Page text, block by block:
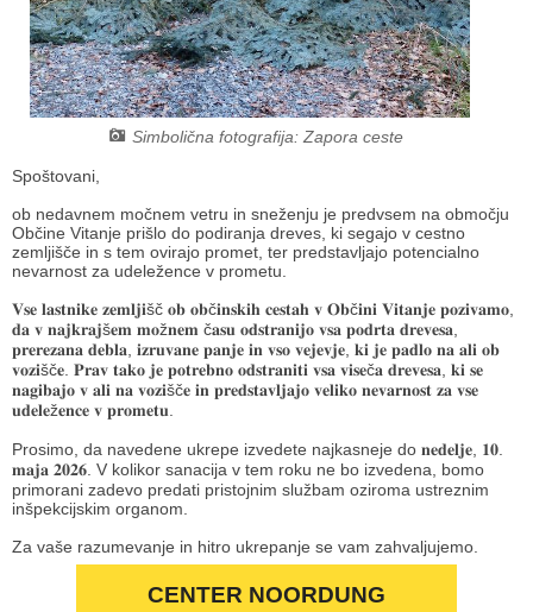
Simbolična fotografija: Zapora ceste
Spoštovani,
ob nedavnem močnem vetru in sneženju je predvsem na območju
Občine Vitanje prišlo do podiranja dreves, ki segajo v cestno
zemljišče in s tem ovirajo promet, ter predstavljajo potencialno
nevarnost za udeležence v prometu.
𝐕𝐬𝐞 𝐥𝐚𝐬𝐭𝐧𝐢𝐤𝐞 𝐳𝐞𝐦𝐥𝐣𝐢šč 𝐨𝐛 𝐨𝐛č𝐢𝐧𝐬𝐤𝐢𝐡 𝐜𝐞𝐬𝐭𝐚𝐡 𝐯 𝐎𝐛č𝐢𝐧𝐢 𝐕𝐢𝐭𝐚𝐧𝐣𝐞 𝐩𝐨𝐳𝐢𝐯𝐚𝐦𝐨,
𝐝𝐚 𝐯 𝐧𝐚𝐣𝐤𝐫𝐚𝐣š𝐞𝐦 𝐦𝐨ž𝐧𝐞𝐦 č𝐚𝐬𝐮 𝐨𝐝𝐬𝐭𝐫𝐚𝐧𝐢𝐣𝐨 𝐯𝐬𝐚 𝐩𝐨𝐝𝐫𝐭𝐚 𝐝𝐫𝐞𝐯𝐞𝐬𝐚,
𝐩𝐫𝐞𝐫𝐞𝐳𝐚𝐧𝐚 𝐝𝐞𝐛𝐥𝐚, 𝐢𝐳𝐫𝐮𝐯𝐚𝐧𝐞 𝐩𝐚𝐧𝐣𝐞 𝐢𝐧 𝐯𝐬𝐨 𝐯𝐞𝐣𝐞𝐯𝐣𝐞, 𝐤𝐢 𝐣𝐞 𝐩𝐚𝐝𝐥𝐨 𝐧𝐚 𝐚𝐥𝐢 𝐨𝐛
𝐯𝐨𝐳𝐢šč𝐞. 𝐏𝐫𝐚𝐯 𝐭𝐚𝐤𝐨 𝐣𝐞 𝐩𝐨𝐭𝐫𝐞𝐛𝐧𝐨 𝐨𝐝𝐬𝐭𝐫𝐚𝐧𝐢𝐭𝐢 𝐯𝐬𝐚 𝐯𝐢𝐬𝐞č𝐚 𝐝𝐫𝐞𝐯𝐞𝐬𝐚, 𝐤𝐢 𝐬𝐞
𝐧𝐚𝐠𝐢𝐛𝐚𝐣𝐨 𝐯 𝐚𝐥𝐢 𝐧𝐚 𝐯𝐨𝐳𝐢šč𝐞 𝐢𝐧 𝐩𝐫𝐞𝐝𝐬𝐭𝐚𝐯𝐥𝐣𝐚𝐣𝐨 𝐯𝐞𝐥𝐢𝐤𝐨 𝐧𝐞𝐯𝐚𝐫𝐧𝐨𝐬𝐭 𝐳𝐚 𝐯𝐬𝐞
𝐮𝐝𝐞𝐥𝐞ž𝐞𝐧𝐜𝐞 𝐯 𝐩𝐫𝐨𝐦𝐞𝐭𝐮.
Prosimo, da navedene ukrepe izvedete najkasneje do 𝐧𝐞𝐝𝐞𝐥𝐣𝐞, 𝟏𝟎.
𝐦𝐚𝐣𝐚 𝟐𝟎𝟐𝟔. V kolikor sanacija v tem roku ne bo izvedena, bomo
primorani zadevo predati pristojnim službam oziroma ustreznim
inšpekcijskim organom.
Za vaše razumevanje in hitro ukrepanje se vam zahvaljujemo.
CENTER NOORDUNG
Načrt integritete
Občinski predpisi
Proračuni občine
Projekti in investicije
Lokalne volitve 2026